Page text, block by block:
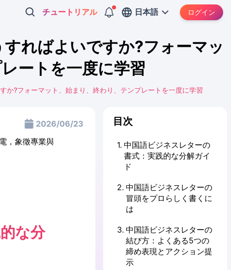
チュートリアル 日本語 ログイン
ればよいですか?フォーマッ
ートを一度に学習
か?フォーマット、始まり、終わり、テンプレートを一度に学習
2026/06/23
な分
目次
1. 中国語ビジネスレターの
書式：実践的な分解ガイ
ド
2. 中国語ビジネスレターの
冒頭をプロらしく書くに
は
3. 中国語ビジネスレターの
結び方：よくある5つの
締め表現とアクション提
示